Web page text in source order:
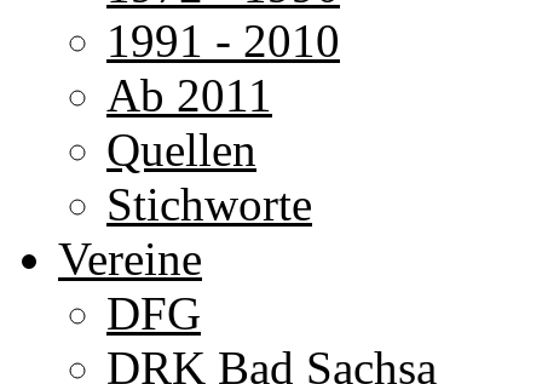
1991 - 2010
Ab 2011
Quellen
Stichworte
Vereine
DFG
DRK Bad Sachsa